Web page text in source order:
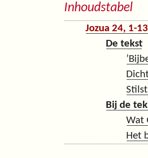
Inhoudstabel
Jozua 24, 1-
De tekst
Bij de
Wat
Het